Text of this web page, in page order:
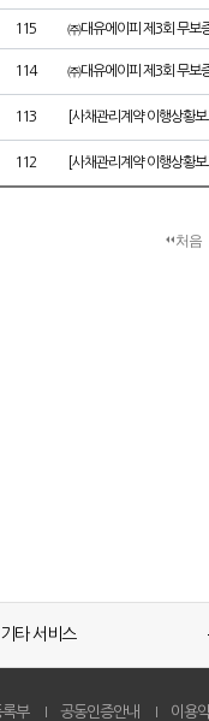
115 ㈜대유에이피 제3회 무보
114 ㈜대유에이피 제3회 무보
113 [사채관리계약 이행상황
112 [사채관리계약 이행상황
처음
기타 서비스
부 공동인증안내 이용